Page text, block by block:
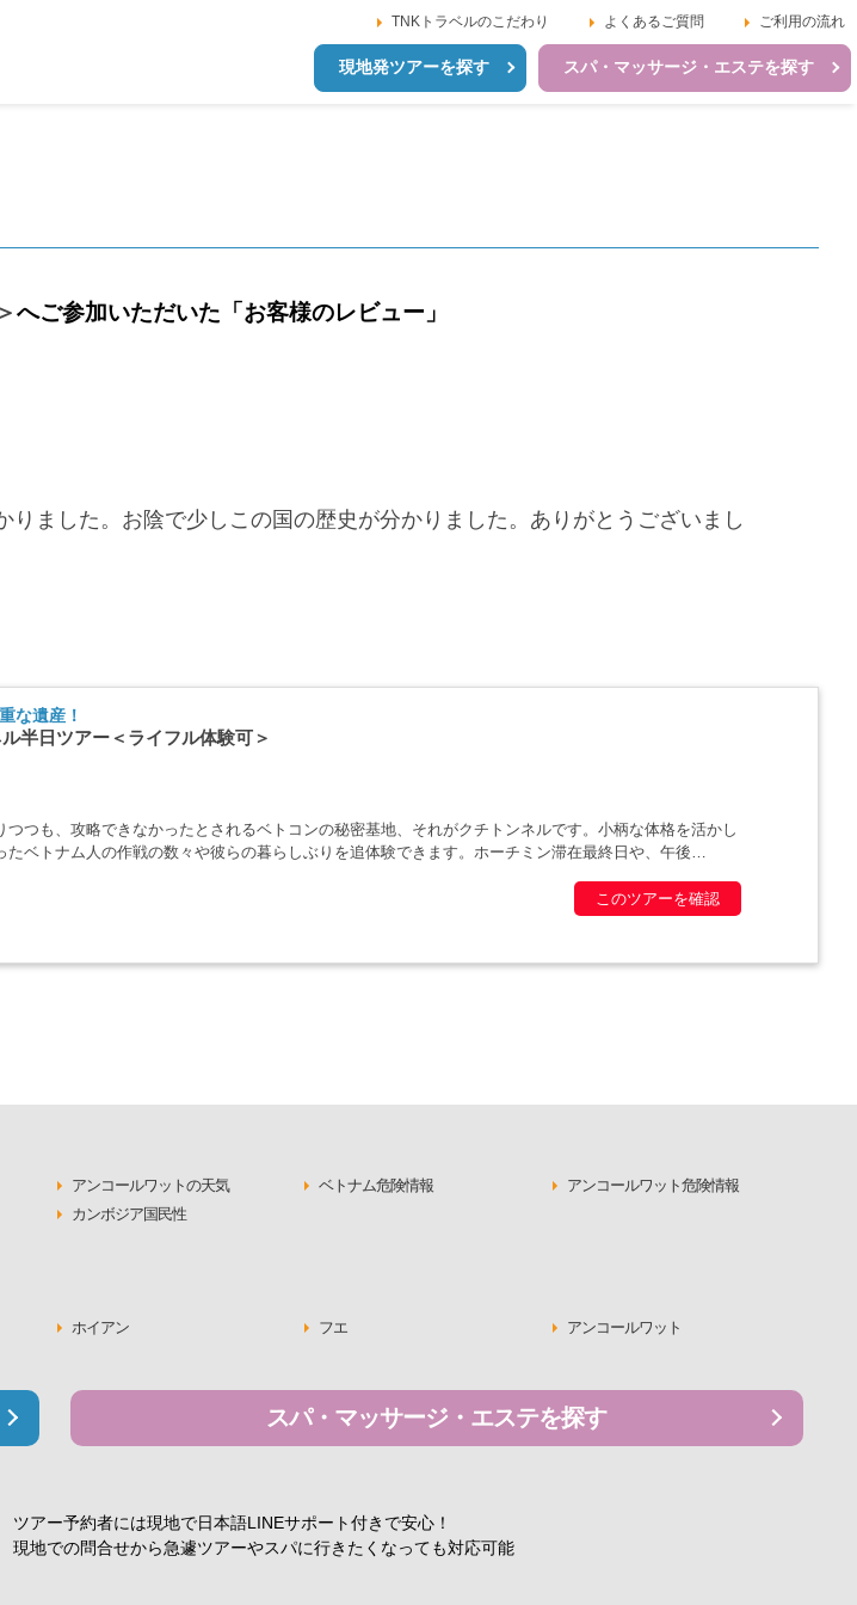
TNKトラベルのこだわり よくあるご質問 ご利用の流れ
現地発ツアーを探す スパ・マッサージ・エステを探す
へご参加いただいた「お客様のレビュー」
ました。お陰で少しこの国の歴史が分かりました。ありがとうございまし
な遺産！
半日ツアー＜ライフル体験可＞
つも、攻略できなかったとされるベトコンの秘密基地、それがクチトンネルです。小柄な体格を活かし
ベトナム人の作戦の数々や彼らの暮らしぶりを追体験できます。ホーチミン滞在最終日や、午後
このツアーを確認
アンコールワットの天気 ベトナム危険情報
アンコールワット危険情報
カンボジア国民性
ホイアン フエ アンコールワット
スパ・マッサージ・エステを探す
ツアー予約者には現地で日本語LINEサポート付きで安心！
現地での問合せから急遽ツアーやスパに行きたくなっても対応可能